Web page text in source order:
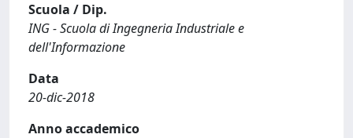
Scuola / Dip.
ING - Scuola di Ingegneria Industriale e
dell'Informazione
Data
20-dic-2018
Anno accademico